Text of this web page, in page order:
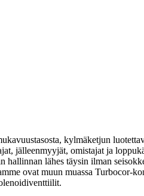
kylmäketjun
jälleenmyyjät, omistajat ja
lähes täysin ilman
ovat muun muassa